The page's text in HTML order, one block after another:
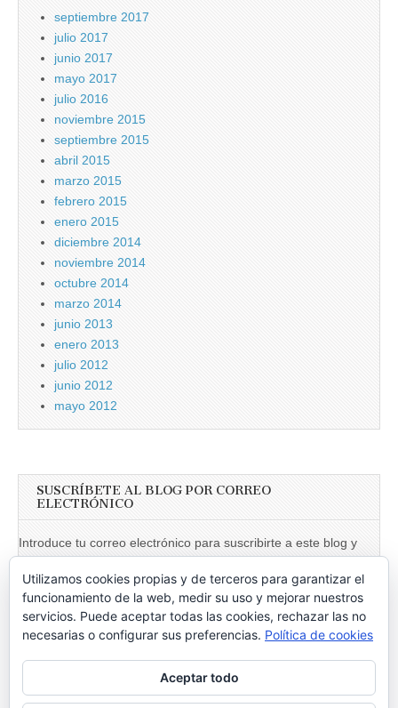
septiembre 2017
julio 2017
junio 2017
mayo 2017
julio 2016
noviembre 2015
septiembre 2015
abril 2015
marzo 2015
febrero 2015
enero 2015
diciembre 2014
noviembre 2014
octubre 2014
marzo 2014
junio 2013
enero 2013
julio 2012
junio 2012
mayo 2012
SUSCRÍBETE AL BLOG POR CORREO
ELECTRÓNICO
Introduce tu correo electrónico para suscribirte a este blog y
Dirección
de
email
Únete a otros 246 suscriptores
Utilizamos cookies propias y de terceros para garantizar el
funcionamiento de la web, medir su uso y mejorar nuestros
servicios. Puede aceptar todas las cookies, rechazar las no
necesarias o configurar sus preferencias. Política de cookies
Aceptar todo